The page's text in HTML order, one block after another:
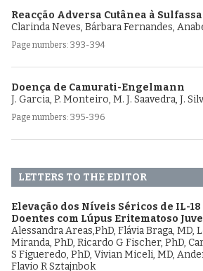
Reacção Adversa Cutânea à
Clarinda Neves, Bárbara Fernandes,
Page numbers: 393-394
Doença de Camurati-Engelmann
J. Garcia, P. Monteiro, M. J. Saavedra, J.
Page numbers: 395-396
LETTERS TO THE EDITOR
Elevação dos Níveis Séricos de IL-18
Doentes com Lúpus Eritematoso
Alessandra Areas,PhD, Flávia Braga, MD,
Miranda, PhD, Ricardo G Fischer, PhD,
S Figueredo, PhD, Vivian Miceli, MD,
Flavio R Sztajnbok